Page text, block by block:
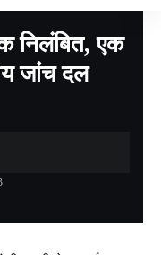
>रेखा आर्य का कड़ा रुख, एक निलंबित, एक पर कार्रवाई, यह दो सदस्यीय जांच दल करेगा जांच
निलंबित, एक
जांच दल